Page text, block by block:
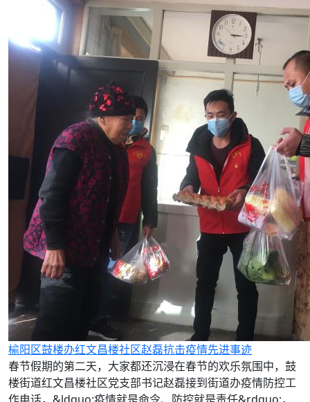
榆阳区鼓楼办红文昌楼社区赵磊抗击疫情先进事迹
春节假期的第二天，大家都还沉浸在春节的欢乐氛围中，鼓
楼街道红文昌楼社区党支部书记赵磊接到街道办疫情防控工